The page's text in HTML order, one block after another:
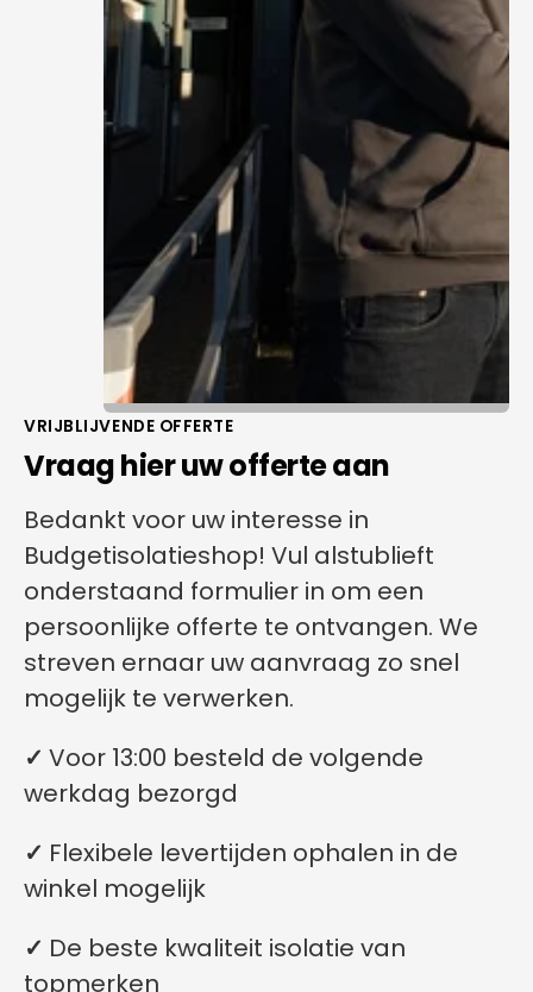
VRIJBLIJVENDE OFFERTE
Vraag hier uw offerte aan
Bedankt voor uw interesse in
Budgetisolatieshop! Vul alstublieft
onderstaand formulier in om een
persoonlijke offerte te ontvangen. We
streven ernaar uw aanvraag zo snel
mogelijk te verwerken.
✓ Voor 13:00 besteld de volgende
werkdag bezorgd
✓ Flexibele levertijden ophalen in de
winkel mogelijk
✓ De beste kwaliteit isolatie van
topmerken